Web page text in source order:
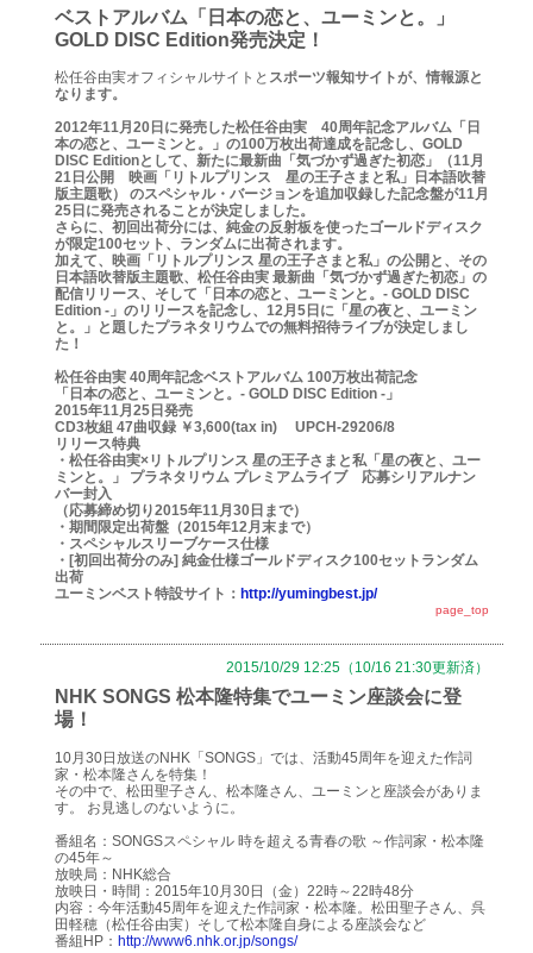
ベストアルバム「日本の恋と、ユーミンと。」
GOLD DISC Edition発売決定！
松任谷由実オフィシャルサイトと スポーツ報知サイトが、情報源と
なります。
2012年11月20日に発売した松任谷由実 40周年記念アルバム「日
本の恋と、ユーミンと。」の100万枚出荷達成を記念し、GOLD
DISC Editionとして、新たに最新曲「気づかず過ぎた初恋」（11月
21日公開 映画「リトルプリンス 星の王子さまと私」日本語吹替
版主題歌） のスペシャル・バージョンを追加収録した記念盤が11月
25日に発売されることが決定しました。
さらに、初回出荷分には、純金の反射板を使ったゴールドディスク
が限定100セット、ランダムに出荷されます。
加えて、映画「リトルプリンス 星の王子さまと私」の公開と、その
日本語吹替版主題歌、松任谷由実 最新曲「気づかず過ぎた初恋」の
配信リリース、そして「日本の恋と、ユーミンと。- GOLD DISC
Edition -」のリリースを記念し、12月5日に「星の夜と、ユーミン
と。」と題したプラネタリウムでの無料招待ライブが決定しまし
た！
松任谷由実 40周年記念ベストアルバム 100万枚出荷記念
「日本の恋と、ユーミンと。- GOLD DISC Edition -」
2015年11月25日発売
CD3枚組 47曲収録 ￥3,600(tax in) UPCH-29206/8
リリース特典
・松任谷由実×リトルプリンス 星の王子さまと私「星の夜と、ユー
ミンと。」 プラネタリウム プレミアムライブ 応募シリアルナン
バー封入
（応募締め切り2015年11月30日まで）
・期間限定出荷盤（2015年12月末まで）
・スペシャルスリーブケース仕様
・[初回出荷分のみ] 純金仕様ゴールドディスク100セットランダム
出荷
ユーミンベスト特設サイト： http://yumingbest.jp/
page_top
2015/10/29 12:25（10/16 21:30更新済）
NHK SONGS 松本隆特集でユーミン座談会に登
場！
10月30日放送のNHK「SONGS」では、活動45周年を迎えた作詞
家・松本隆さんを特集！
その中で、松田聖子さん、松本隆さん、ユーミンと座談会がありま
す。 お見逃しのないように。
番組名：SONGSスペシャル 時を超える青春の歌 ～作詞家・松本隆
の45年～
放映局：NHK総合
放映日・時間：2015年10月30日（金）22時～22時48分
内容：今年活動45周年を迎えた作詞家・松本隆。松田聖子さん、呉
田軽穂（松任谷由実）そして松本隆自身による座談会など
番組HP： http://www6.nhk.or.jp/songs/